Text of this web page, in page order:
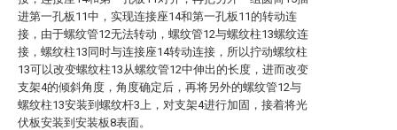
进第一孔板11中，实现连接座14和第一孔板11的转动连
接，由于螺纹管12无法转动，螺纹管12与螺纹柱13螺纹连
接，螺纹柱13同时与连接座14转动连接，所以拧动螺纹柱
13可以改变螺纹柱13从螺纹管12中伸出的长度，进而改变
支架4的倾斜角度，角度确定后，再将另外的螺纹管12与
螺纹柱13安装到螺纹杆3上，对支架4进行加固，接着将光
伏板安装到安装板8表面。